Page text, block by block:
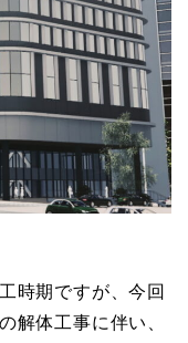
時期ですが、今回
解体工事に伴い、